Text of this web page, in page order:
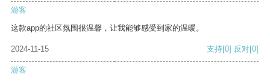
游客
这款app的社区氛围很温馨，让我能够感受到家的温暖。
2024-11-15 支持[0] 反对[0]
游客